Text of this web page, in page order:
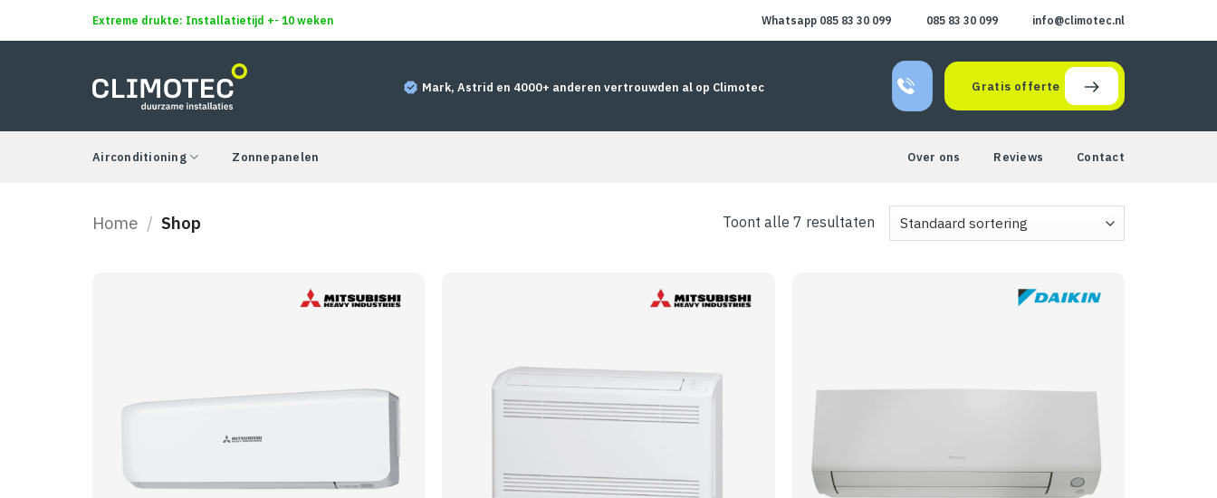
Extreme drukte: Installatietijd +- 10 weken Whatsapp 085 83 30 099 085 83 30 099 info@climotec.nl
Mark, Astrid en 4000+ anderen vertrouwden al op Climotec Gratis offerte
Airconditioning Zonnepanelen Over ons Reviews Contact
Home / Shop Toont alle 7 resultaten